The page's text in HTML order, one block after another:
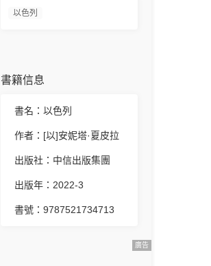
以色列
書籍信息
書名：以色列
作者：[以]安妮塔·夏皮拉
出版社：中信出版集團
出版年：2022-3
書號：9787521734713
廣告